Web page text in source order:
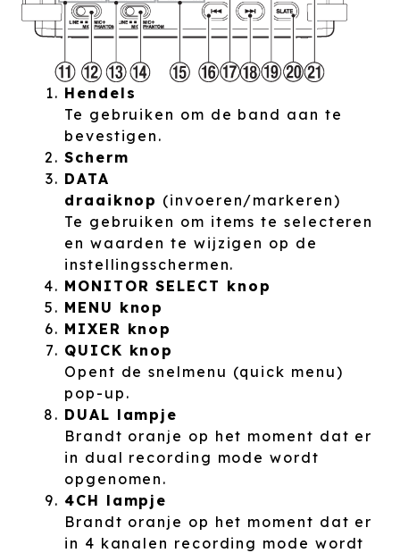
Hendels
Te gebruiken om de band aan te
bevestigen.
Scherm
DATA
draaiknop (invoeren/markeren)
Te gebruiken om items te selecteren
en waarden te wijzigen op de
instellingsschermen.
MONITOR SELECT knop
MENU knop
MIXER knop
QUICK knop
Opent de snelmenu (quick menu)
pop-up.
DUAL lampje
Brandt oranje op het moment dat er
in dual recording mode wordt
opgenomen.
4CH lampje
Brandt oranje op het moment dat er
in 4 kanalen recording mode wordt